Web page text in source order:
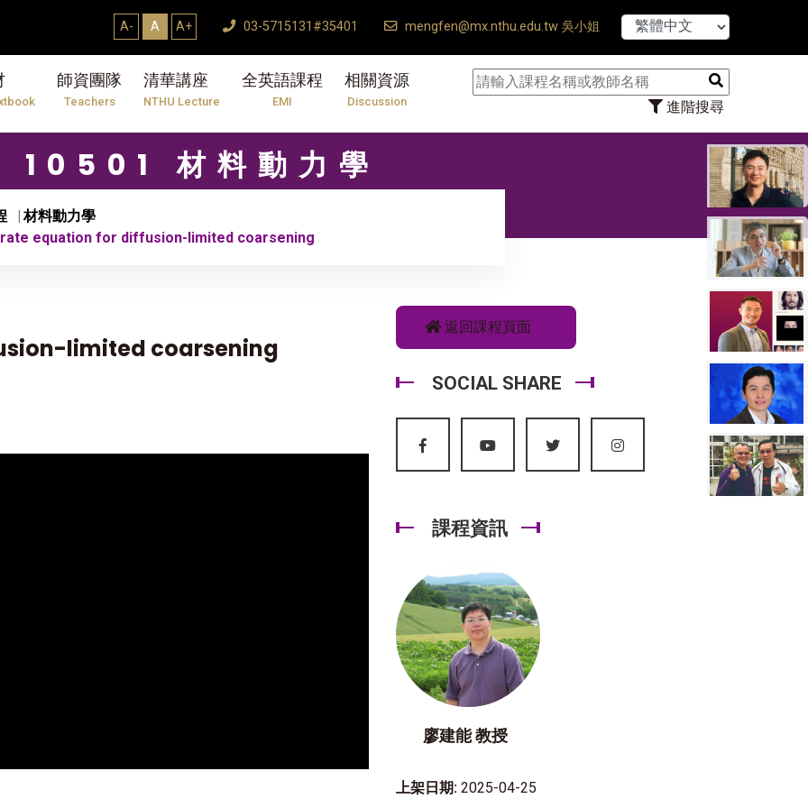
A- A A+ 03-5715131#35401 mengfen@mx.nthu.edu.tw 吳小姐
師資團隊
Teachers
清華講座
NTHU Lecture
全英語課程
EMI
相關資源
Discussion 進階搜尋
【7/31】114
10501 材料動力學
材料動力學
rate equation for diffusion-limited coarsening
limited coarsening
返回課程頁面
SOCIAL SHARE
課程資訊
廖建能 教授
上架日期: 2025-04-25